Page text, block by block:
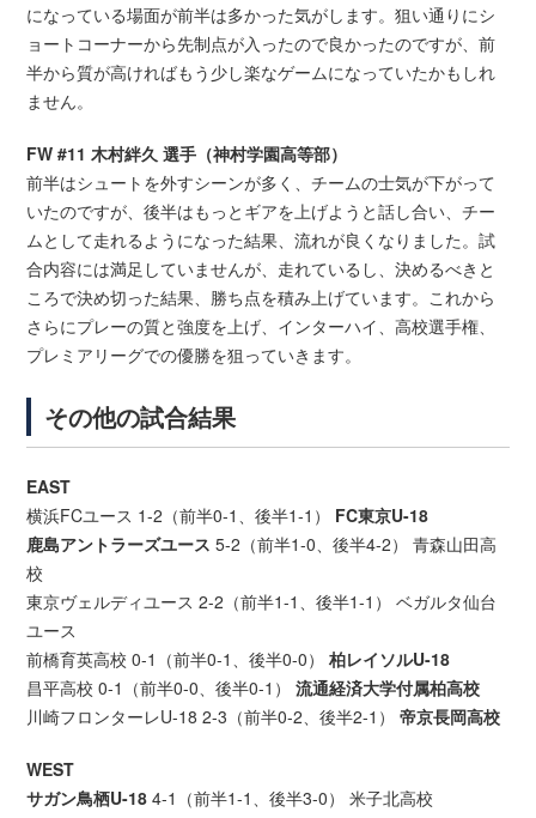
になっている場面が前半は多かった気がします。狙い通りにシ
ョートコーナーから先制点が入ったので良かったのですが、前
半から質が高ければもう少し楽なゲームになっていたかもしれ
ません。
FW #11 木村絆久 選手（神村学園高等部）
前半はシュートを外すシーンが多く、チームの士気が下がって
いたのですが、後半はもっとギアを上げようと話し合い、チー
ムとして走れるようになった結果、流れが良くなりました。試
合内容には満足していませんが、走れているし、決めるべきと
ころで決め切った結果、勝ち点を積み上げています。これから
さらにプレーの質と強度を上げ、インターハイ、高校選手権、
プレミアリーグでの優勝を狙っていきます。
その他の試合結果
EAST
横浜FCユース 1-2（前半0-1、後半1-1） FC東京U-18
鹿島アントラーズユース 5-2（前半1-0、後半4-2） 青森山田高
校
東京ヴェルディユース 2-2（前半1-1、後半1-1） ベガルタ仙台
ユース
前橋育英高校 0-1（前半0-1、後半0-0）柏レイソルU-18
昌平高校 0-1（前半0-0、後半0-1）流通経済大学付属柏高校
川崎フロンターレU-18 2-3（前半0-2、後半2-1）帝京長岡高校
WEST
サガン鳥栖U-18 4-1（前半1-1、後半3-0） 米子北高校